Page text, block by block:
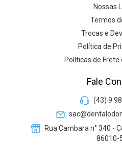
Nossas
Termos
Trocas e
Política de
Políticas de
Fale
(43) 9
Rua Cambara n° 340 -
86010-